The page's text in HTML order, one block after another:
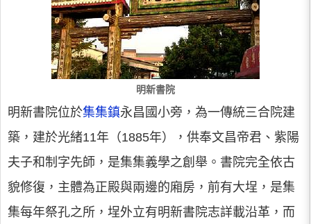
明新書院
明新書院位於集集鎮永昌國小旁，為一傳統三合院建
築，建於光緒11年（1885年），供奉文昌帝君、紫陽
夫子和制字先師，是集集義學之創舉。書院完全依古
貌修復，主體為正殿與兩邊的廂房，前有大埕，是集
集每年祭孔之所，埕外立有明新書院志詳載沿革，而